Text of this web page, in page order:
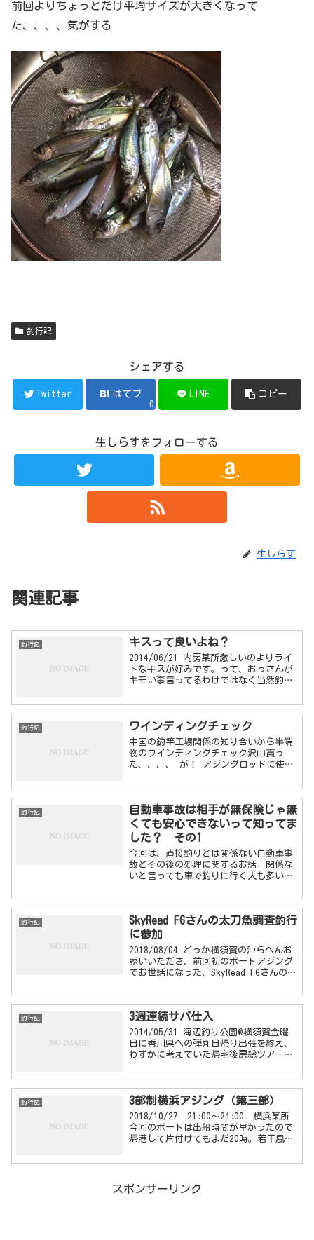
前回よりちょっとだけ平均サイズが大きくなって
た、、、、気がする
釣行記
シェアする
Twitter はてブ
0
LINE コピー
生しらすをフォローする
生しらす
関連記事
釣行記 キスって良いよね？
2014/06/21 内房某所激しいのよりライ
トなキスが好みです。って、おっさんが
キモい事言ってるわけではなく当然釣り
なキス釣りが面白くなってしまったので
今回はそれを目的に行ってみました。先
週に引き続き慣...
釣行記 ワインディングチェック
中国の釣竿工場関係の知り合いから半端
物のワインディングチェック沢山貰っ
た、、、、 が！ アジングロッドに使う
12mm～14mm位ばかり。 ロッドビルドや
ってるか方で欲しい方居たら格安ですお
譲り...
釣行記
自動車事故は相手が無保険じゃ無
くても安心できないって知ってま
した？ その1
今回は、直接釣りとは関係ない自動車事
故とその後の処理に関するお話。関係な
いと言っても車で釣りに行く人も多いと
いて欲しい。とりあえず、何が起こった
かを２～３回に分けて書いていきます。
そして、その後も決着がつ...
釣行記
SkyRead FGさんの太刀魚調査釣行
に参加
2018/08/04 どっか横須賀の沖らへんお
誘いいただき、前回初のボートアジング
でお世話になった、SkyRead FGさんの太
れて勢いで「行きます！」て言っちゃっ
たはいいけど、未知の釣り。色々聞いて
みる...
釣行記 3週連続サバ仕入
2014/05/31 海辺釣り公園@横須賀金曜
日に香川県への弾丸日帰り出張を終え、
わずかに考えていた帰宅後房総ツアーは
やかに起きた土曜日、、、同居している
年老いたおかんから「今日は釣り行かな
いの？サバがも...
釣行記 3部制横浜アジング（第三部）
2018/10/27 21:00～24:00 横浜某所
今回のボートは出船時間が早かったので
帰港して片付けてもまだ20時。若干風が
さん...
スポンサーリンク